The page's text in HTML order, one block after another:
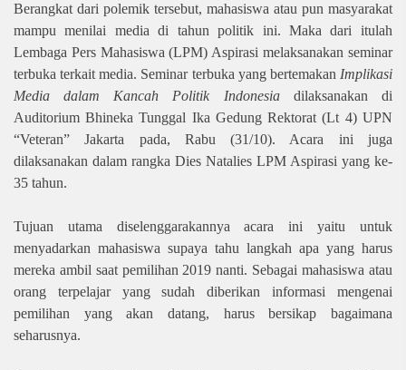
Berangkat dari polemik tersebut, mahasiswa atau pun masyarakat
mampu menilai media di tahun politik ini. Maka dari itulah
Lembaga Pers Mahasiswa (LPM) Aspirasi melaksanakan seminar
terbuka terkait media. Seminar terbuka yang bertemakan Implikasi
Media dalam Kancah Politik Indonesiadilaksanakan di
Auditorium Bhineka Tunggal Ika Gedung Rektorat (Lt 4) UPN
“Veteran” Jakarta pada, Rabu (31/10). Acara ini juga
dilaksanakan dalam rangka Dies Natalies LPM Aspirasi yang ke-
35 tahun.
Tujuan utama diselenggarakannya acara ini yaitu untuk
menyadarkan mahasiswa supaya tahu langkah apa yang harus
mereka ambil saat pemilihan 2019 nanti. Sebagai mahasiswa atau
orang terpelajar yang sudah diberikan informasi mengenai
pemilihan yang akan datang, harus bersikap bagaimana
seharusnya.